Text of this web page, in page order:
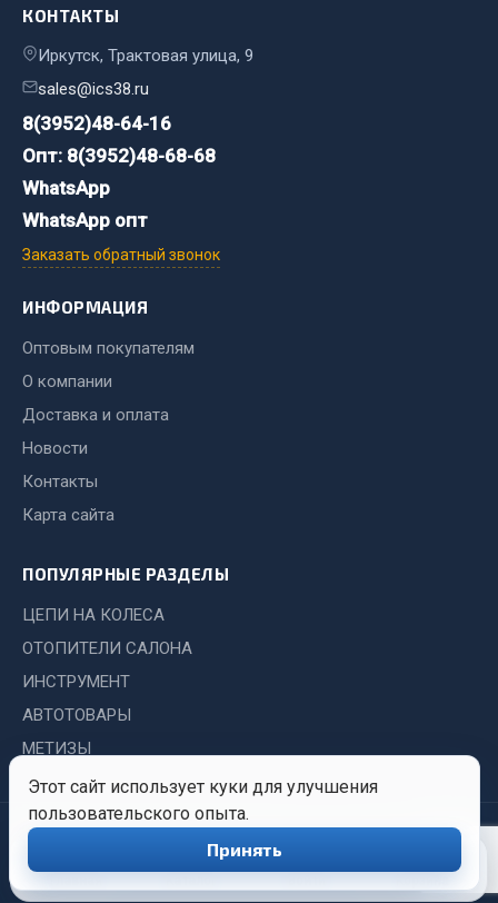
Весь раздел
Запчасти HOWO
Тормозная система
Подвеска
Весь раздел
Запчасти SHAANXI (SHACMAN)
Система питания
Тормозная система
Подвеска
Кабина
Оперение кабины
Показать ещё
Этот сайт использует куки для улучшения
пользовательского опыта.
Принять
КОНТАКТЫ
Иркутск, Трактовая улица, 9
sales@ics38.ru
8(3952)48-64-16
Опт: 8(3952)48-68-68
WhatsApp
WhatsApp опт
Заказать обратный звонок
ИНФОРМАЦИЯ
Оптовым покупателям
О компании
Доставка и оплата
Новости
Контакты
Карта сайта
ПОПУЛЯРНЫЕ РАЗДЕЛЫ
ЦЕПИ НА КОЛЕСА
ОТОПИТЕЛИ САЛОНА
ИНСТРУМЕНТ
АВТОТОВАРЫ
МЕТИЗЫ
© 2026 Иркутский Центр Политика
конфиденциальности
Обработка